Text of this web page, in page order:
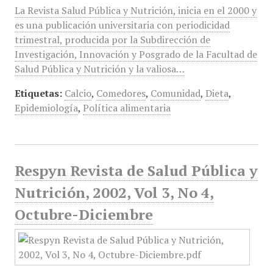
La Revista Salud Pública y Nutrición, inicia en el 2000 y
es una publicación universitaria con periodicidad
trimestral, producida por la Subdirección de
Investigación, Innovación y Posgrado de la Facultad de
Salud Pública y Nutrición y la valiosa…
Etiquetas: Calcio, Comedores, Comunidad, Dieta,
Epidemiología, Política alimentaria
Respyn Revista de Salud Pública y
Nutrición, 2002, Vol 3, No 4,
Octubre-Diciembre